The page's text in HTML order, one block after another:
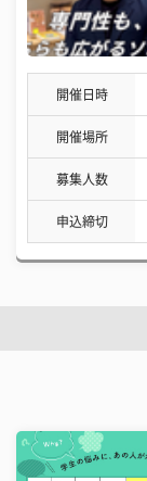
開催日時
開催場所
募集人数
申込締切